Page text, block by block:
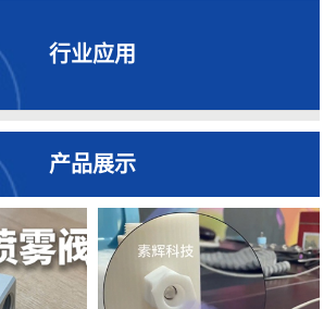
行业应用
产品展示